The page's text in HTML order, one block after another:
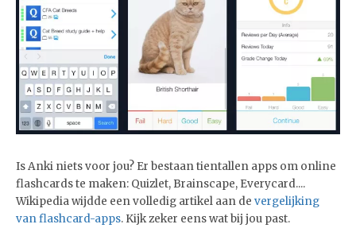
Is Anki niets voor jou? Er bestaan tientallen apps om online
flashcards te maken: Quizlet, Brainscape, Everycard....
Wikipedia wijdde een volledig artikel aan de vergelijking
van flashcard-apps. Kijk zeker eens wat bij jou past.